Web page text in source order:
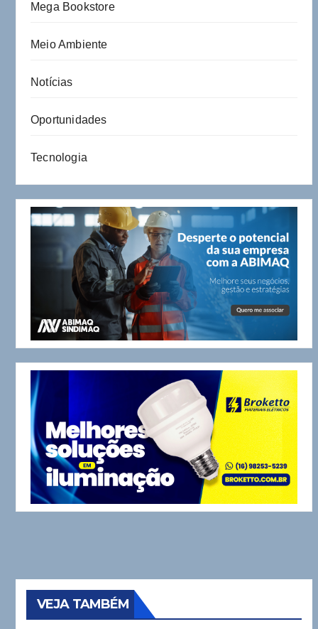
Mega Bookstore
Meio Ambiente
Notícias
Oportunidades
Tecnologia
VEJA TAMBÉM